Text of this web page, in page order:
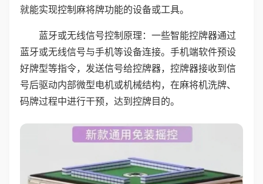
就能实现控制麻将牌功能的设备或工具。
蓝牙或无线信号控制原理：一些智能控牌器通过
蓝牙或无线信号与手机等设备连接。手机端软件预设
好牌型等指令，发送信号给控牌器，控牌器接收到信
号后驱动内部微型电机或机械结构，在麻将机洗牌、
码牌过程中进行干预，达到控牌目的。